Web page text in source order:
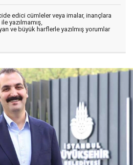
edici cümleler veya imalar, inançlara
yazılmamış,
ve büyük harflerle yazılmış yorumlar